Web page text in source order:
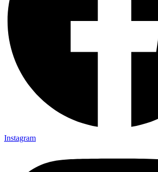
Instagram